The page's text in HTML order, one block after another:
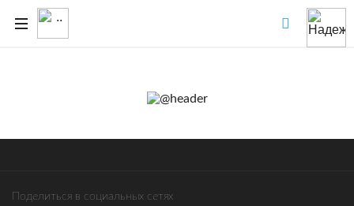
Поделиться в социальных сетях